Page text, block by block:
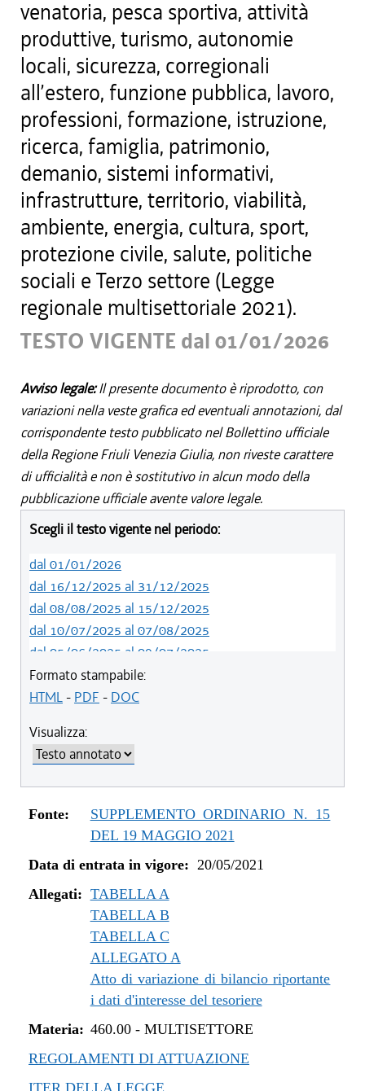
venatoria, pesca sportiva, attività
produttive, turismo, autonomie
locali, sicurezza, corregionali
all’estero, funzione pubblica, lavoro,
professioni, formazione, istruzione,
ricerca, famiglia, patrimonio,
demanio, sistemi informativi,
infrastrutture, territorio, viabilità,
ambiente, energia, cultura, sport,
protezione civile, salute, politiche
sociali e Terzo settore (Legge
regionale multisettoriale 2021).
TESTO VIGENTE dal 01/01/2026
Avviso legale:Il presente documento è riprodotto, con
variazioni nella veste grafica ed eventuali annotazioni, dal
corrispondente testo pubblicato nel Bollettino ufficiale
della Regione Friuli Venezia Giulia, non riveste carattere
di ufficialità e non è sostitutivo in alcun modo della
pubblicazione ufficiale avente valore legale.
Scegli il testo vigente nel periodo:
dal 01/01/2026
dal 16/12/2025 al 31/12/2025
dal 08/08/2025 al 15/12/2025
dal 10/07/2025 al 07/08/2025
dal 05/06/2025 al 09/07/2025
dal 14/05/2024 al 04/06/2025
dal 12/08/2023 al 13/05/2024
dal 04/08/2022 al 31/12/2022
dal 14/06/2022 al 03/08/2022
dal 01/01/2022 al 13/06/2022
dal 10/12/2021 al 31/12/2021
dal 06/11/2021 al 09/12/2021
dal 20/05/2021 al 11/08/2021
Formato stampabile:
HTML- PDF - DOC
Visualizza:
Fonte:
SUPPLEMENTO ORDINARIO N. 15
DEL 19 MAGGIO 2021
Data di entrata in vigore: 20/05/2021
Allegati: TABELLA A
TABELLA B
TABELLA C
ALLEGATO A
Atto di variazione di bilancio riportante
i dati d'interesse del tesoriere
Materia: 460.00- MULTISETTORE
REGOLAMENTI DI ATTUAZIONE
ITER DELLA LEGGE